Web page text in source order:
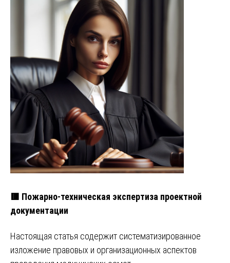
🟥 Пожарно-техническая экспертиза проектной
документации
Настоящая статья содержит систематизированное
изложение правовых и организационных аспектов